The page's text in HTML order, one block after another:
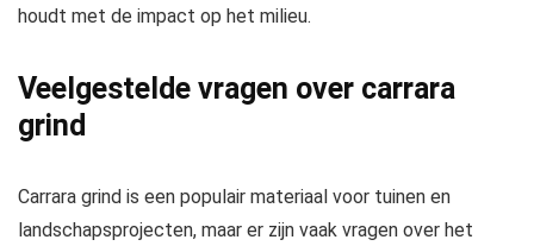
houdt met de impact op het milieu.
Veelgestelde vragen over carrara
grind
Carrara grind is een populair materiaal voor tuinen en
landschapsprojecten, maar er zijn vaak vragen over het